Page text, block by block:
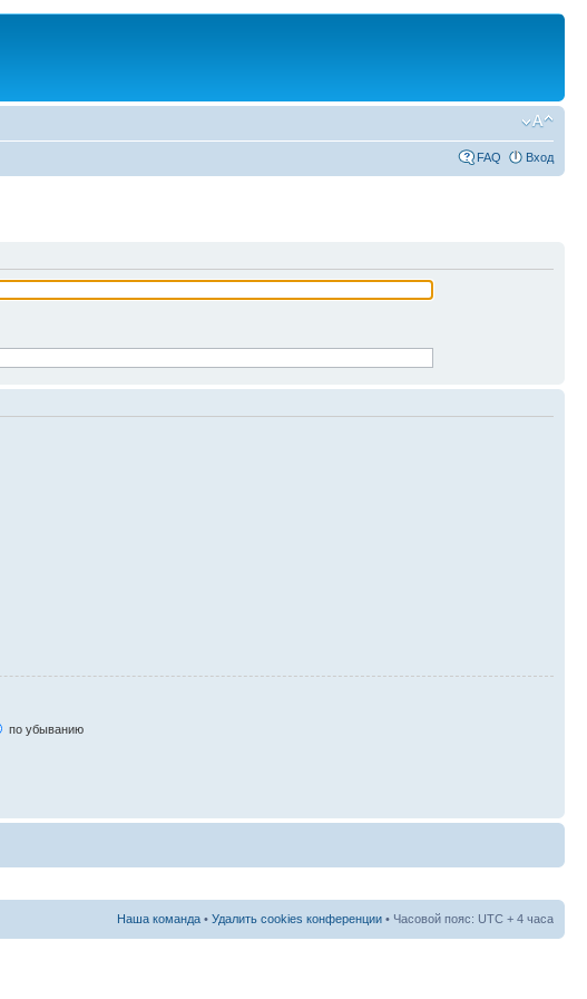
FAQ Вход
по убыванию
Наша команда • Удалить cookies конференции • Часовой пояс: UTC + 4 часа